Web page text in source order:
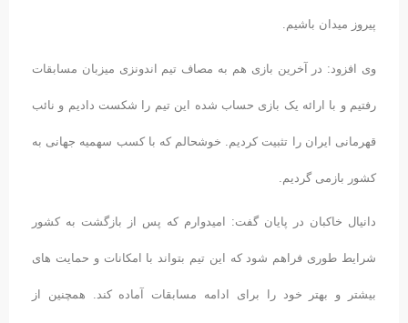
پیروز میدان باشیم.
وی افزود: در آخرین بازی هم به مصاف تیم اندونزی میزبان مسابقات
رفتیم و با ارائه یک بازی حساب شده این تیم را شکست دادیم و نائب
قهرمانی ایران را تثبیت کردیم. خوشحالم که با کسب سهمیه جهانی به
کشور بازمی گردیم.
دانیال خاکبان در پایان گفت: امیدوارم که پس از بازگشت به کشور
شرایط طوری فراهم شود که این تیم بتواند با امکانات و حمایت های
بیشتر و بهتر خود را برای ادامه مسابقات آماده کند. همچنین از